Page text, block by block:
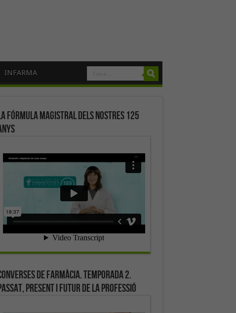
INFARMA
fórmula magistral dels nostres 125
de farmàcia. Temporada 2.
present i futur de la professió